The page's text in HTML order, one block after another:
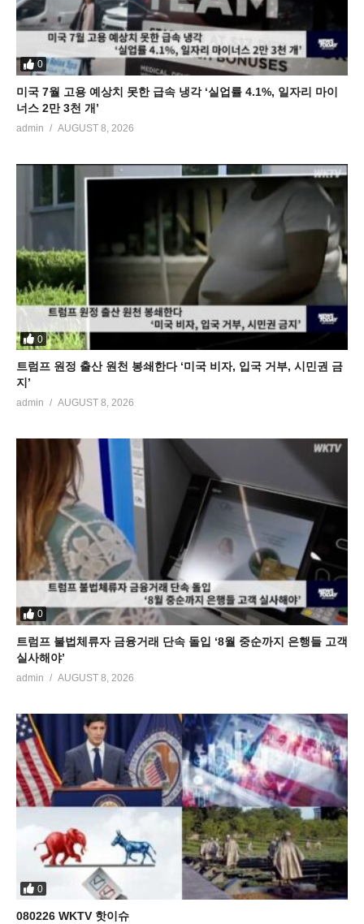
0
미국 7월 고용 예상치 못한 급속 냉각 ‘실업률 4.1%, 일자리 마이
너스 2만 3천 개’
admin AUGUST 8, 2026
0
트럼프 원정 출산 원천 봉쇄한다 ‘미국 비자, 입국 거부, 시민권 금
지’
admin AUGUST 8, 2026
0
트럼프 불법체류자 금융거래 단속 돌입 ‘8월 중순까지 은행들 고객
실사해야’
admin AUGUST 8, 2026
0
080226 WKTV 핫이슈